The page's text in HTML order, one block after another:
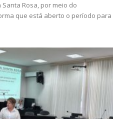
Rosa, por meio do
que está aberto o período para